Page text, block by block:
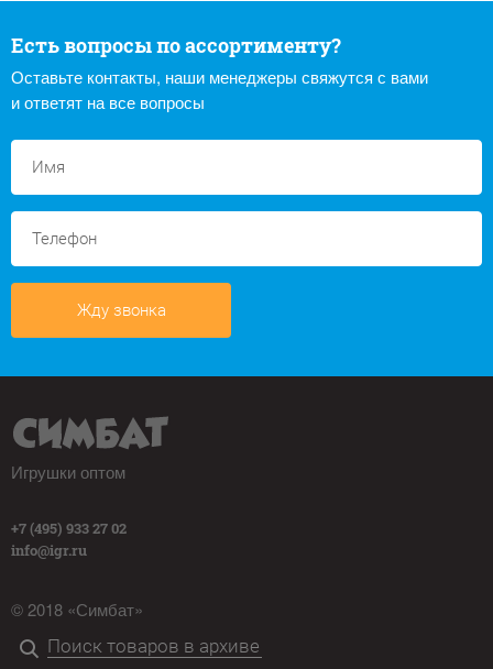
Есть вопросы по ассортименту?
Оставьте контакты, наши менеджеры свяжутся с вами
и ответят на все вопросы
Жду звонка
Игрушки оптом
+7 (495) 933 27 02
info@igr.ru
© 2018 «Симбат»